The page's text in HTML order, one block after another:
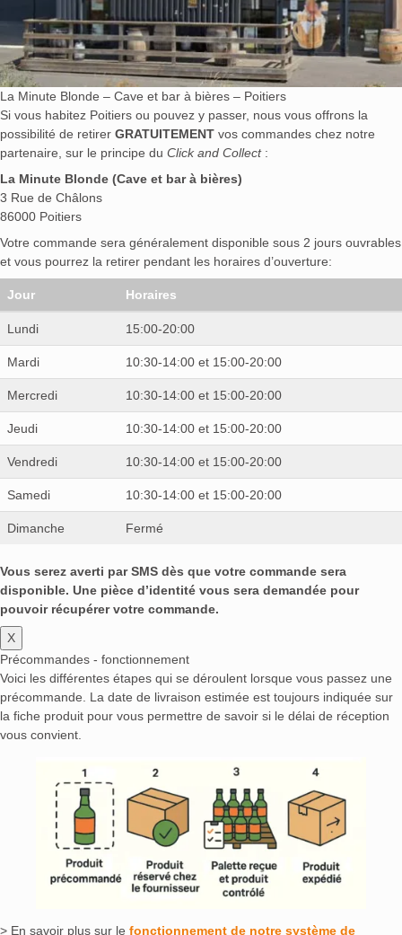
La Minute Blonde – Cave et bar à bières – Poitiers
Si vous habitez Poitiers ou pouvez y passer, nous vous offrons la
possibilité de retirer GRATUITEMENT vos commandes chez notre
partenaire, sur le principe du Click and Collect:
La Minute Blonde (Cave et bar à bières)
3 Rue de Châlons
86000 Poitiers
Votre commande sera généralement disponible sous 2 jours ouvrables
et vous pourrez la retirer pendant les horaires d’ouverture:
Jour Horaires
Lundi 15:00-20:00
Mardi 10:30-14:00 et 15:00-20:00
Mercredi 10:30-14:00 et 15:00-20:00
Jeudi 10:30-14:00 et 15:00-20:00
Vendredi 10:30-14:00 et 15:00-20:00
Samedi 10:30-14:00 et 15:00-20:00
Dimanche Fermé
Vous serez averti par SMS dès que votre commande sera
disponible. Une pièce d’identité vous sera demandée pour
pouvoir récupérer votre commande.
X
Précommandes - fonctionnement
Voici les différentes étapes qui se déroulent lorsque vous passez une
précommande. La date de livraison estimée est toujours indiquée sur
la fiche produit pour vous permettre de savoir si le délai de réception
vous convient.
> En savoir plus sur le fonctionnement de notre système de